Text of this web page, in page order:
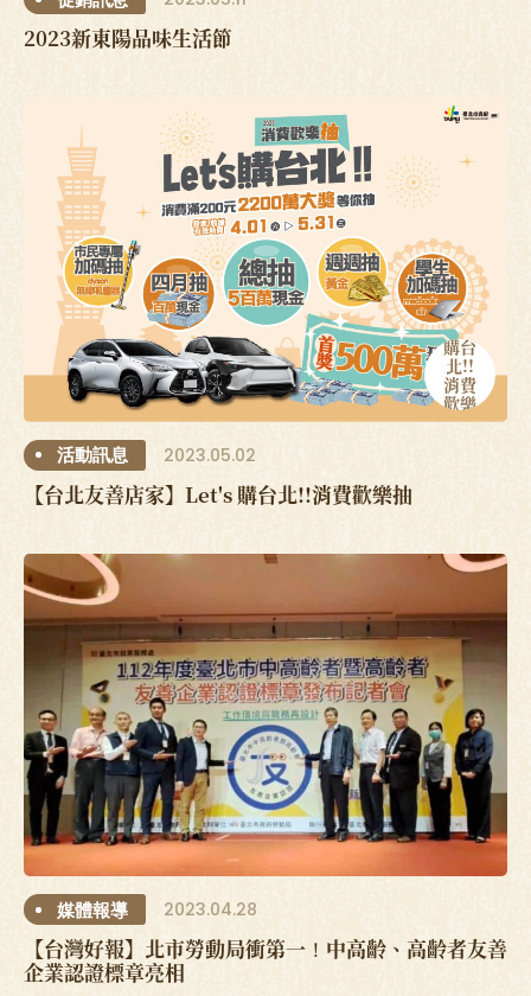
2023新東陽品味生活節
Let's
購台
北!!
消費
歡樂
抽
活動訊息 2023.05.02
【台北友善店家】Let's 購台北!!消費歡樂抽
媒體報導 2023.04.28
【台灣好報】北市勞動局衝第一！中高齡、高齡者友善
企業認證標章亮相